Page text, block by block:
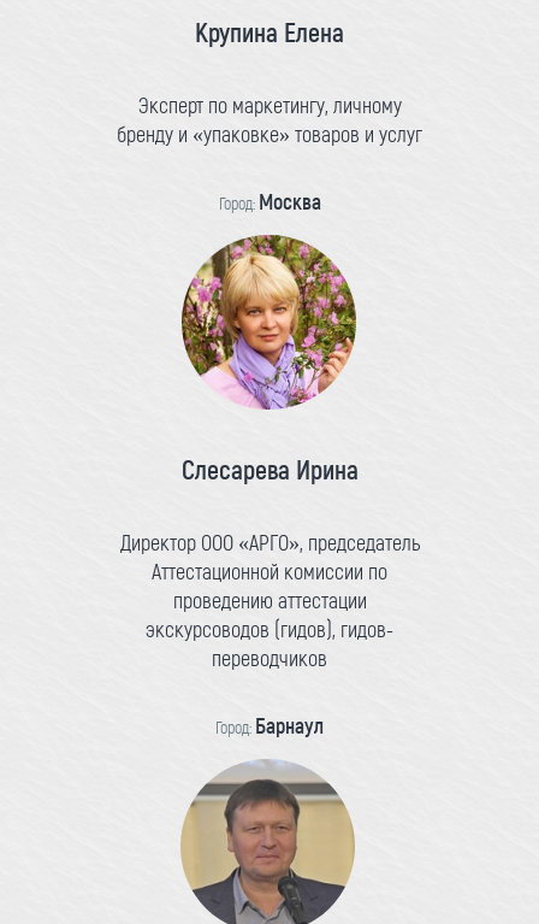
Крупина Елена
Эксперт по маркетингу, личному
бренду и «упаковке» товаров и услуг
Город: Москва
Слесарева Ирина
Директор ООО «АРГО», председатель
Аттестационной комиссии по
проведению аттестации
экскурсоводов (гидов), гидов-
переводчиков
Город: Барнаул